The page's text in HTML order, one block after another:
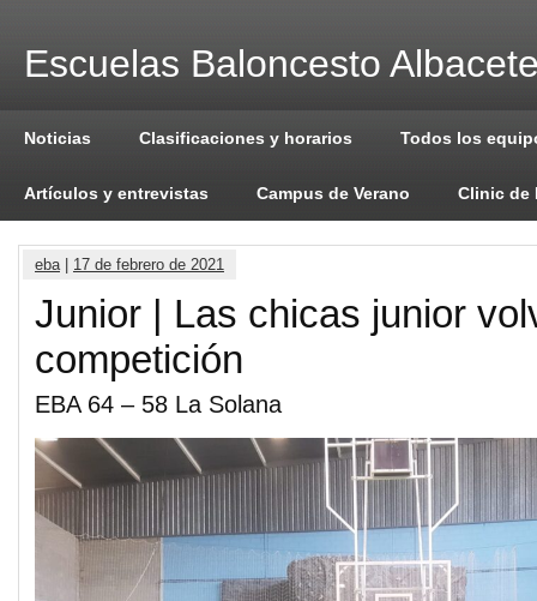
Escuelas Baloncesto
Noticias Clasificaciones y horarios Todos los
Artículos y entrevistas Campus de Verano Clinic de
eba| 17 de febrero de 2021
Junior | Las chicas junior
competición
EBA 64 – 58 La Solana